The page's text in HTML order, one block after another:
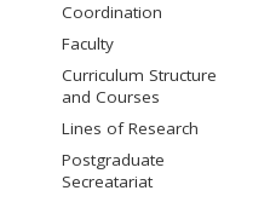
Coordination
Faculty
Curriculum Structure
and Courses
Lines of Research
Postgraduate
Secreatariat